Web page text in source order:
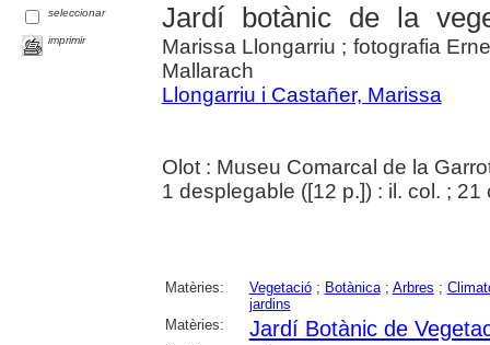
seleccionar
imprimir
Jardí botànic de la
Marissa Llongarriu ; fotografia
Mallarach
Llongarriu i Castañer, Marissa
Olot : Museu Comarcal de la
1 desplegable ([12 p.]) : il. col. ; 21
Matèries: Vegetació; Botànica; Arbres ;
jardins
Matèries:
Jardí Botànic de